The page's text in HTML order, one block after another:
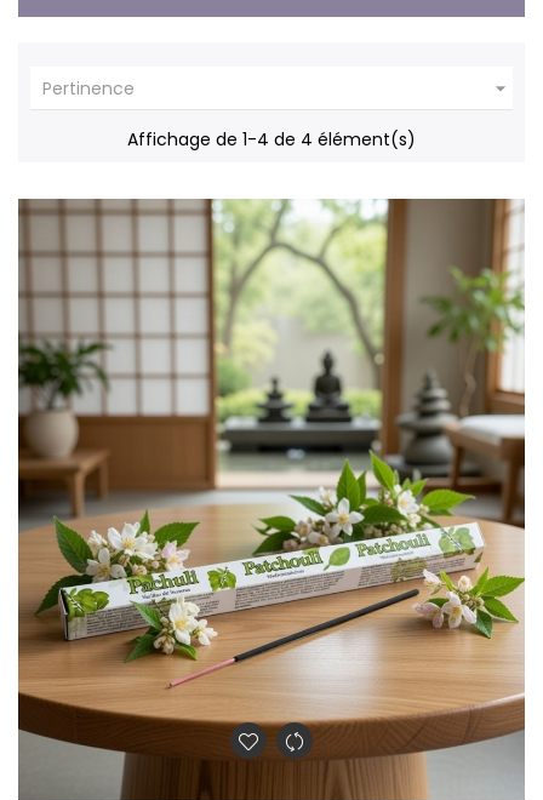
Pertinence 
Affichage de 1-4 de 4 élément(s)